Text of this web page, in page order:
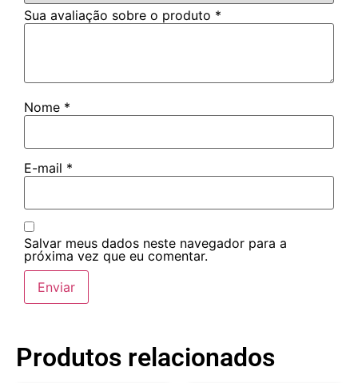
Sua avaliação sobre o produto *
Nome *
E-mail *
Salvar meus dados neste navegador para a
próxima vez que eu comentar.
Produtos relacionados